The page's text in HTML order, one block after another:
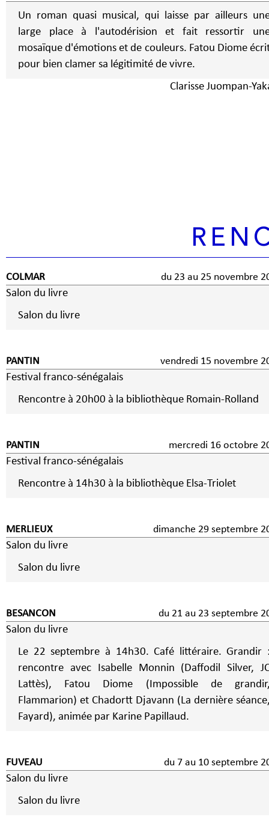
Un roman quasi musical, qui laisse par ailleurs
large place à l'autodérision et fait ressortir
mosaïque d'émotions et de couleurs. Fatou Diome
pour bien clamer sa légitimité de vivre.
Clarisse Juompan-
COLMAR du 23 au 25 novembre
Salon du livre
Salon du livre
PANTIN vendredi 15 novembre
Festival franco-sénégalais
Rencontre à 20h00 à la bibliothèque Romain-Rolland
PANTIN mercredi 16 octobre
Festival franco-sénégalais
Rencontre à 14h30 à la bibliothèque Elsa-Triolet
MERLIEUX dimanche 29 septembre
Salon du livre
Salon du livre
BESANCON du 21 au 23 septembre
Salon du livre
Le 22 septembre à 14h30. Café littéraire. Grandir
rencontre avec Isabelle Monnin (Daffodil Silver,
Lattès), Fatou Diome (Impossible de
Flammarion) et Chadortt Djavann (La dernière
Fayard), animée par Karine Papillaud.
FUVEAU du 7 au 10 septembre
Salon du livre
Salon du livre